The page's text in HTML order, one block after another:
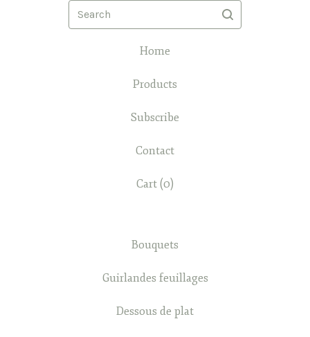
Search
Home
Products
Subscribe
Contact
Cart (0)
Bouquets
Guirlandes feuillages
Dessous de plat